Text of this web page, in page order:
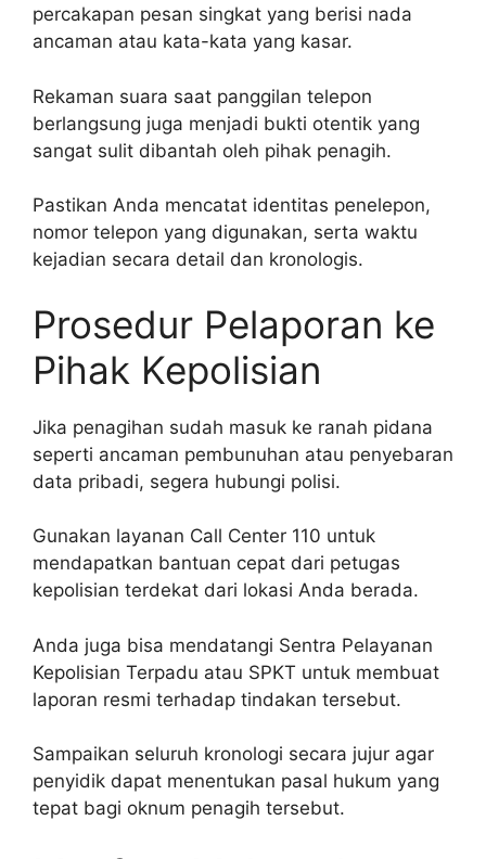
percakapan pesan singkat yang berisi nada
ancaman atau kata-kata yang kasar.
Rekaman suara saat panggilan telepon
berlangsung juga menjadi bukti otentik yang
sangat sulit dibantah oleh pihak penagih.
Pastikan Anda mencatat identitas penelepon,
nomor telepon yang digunakan, serta waktu
kejadian secara detail dan kronologis.
Prosedur Pelaporan ke
Pihak Kepolisian
Jika penagihan sudah masuk ke ranah pidana
seperti ancaman pembunuhan atau penyebaran
data pribadi, segera hubungi polisi.
Gunakan layanan Call Center 110 untuk
mendapatkan bantuan cepat dari petugas
kepolisian terdekat dari lokasi Anda berada.
Anda juga bisa mendatangi Sentra Pelayanan
Kepolisian Terpadu atau SPKT untuk membuat
laporan resmi terhadap tindakan tersebut.
Sampaikan seluruh kronologi secara jujur agar
penyidik dapat menentukan pasal hukum yang
tepat bagi oknum penagih tersebut.